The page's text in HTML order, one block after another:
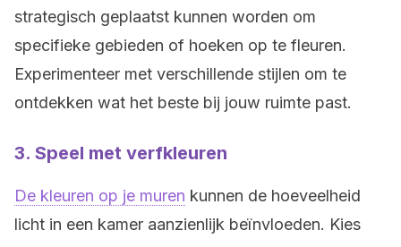
strategisch geplaatst kunnen worden om
specifieke gebieden of hoeken op te fleuren.
Experimenteer met verschillende stijlen om te
ontdekken wat het beste bij jouw ruimte past.
3. Speel met verfkleuren
De kleuren op je muren kunnen de hoeveelheid
licht in een kamer aanzienlijk beïnvloeden. Kies